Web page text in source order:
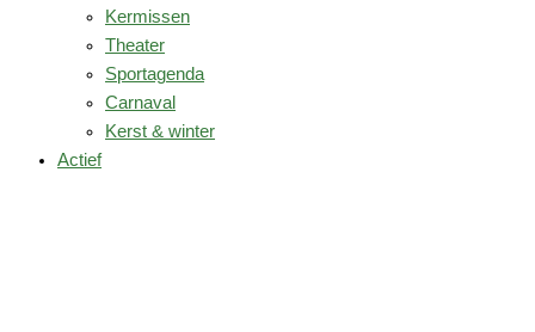
Kermissen
Theater
Sportagenda
Carnaval
Kerst & winter
Actief